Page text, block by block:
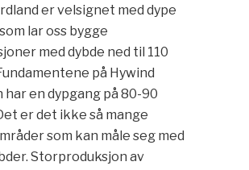
er velsignet med dype
lar oss bygge
med dybde ned til 110
på Hywind
har en dypgang på 80-90
er det ikke så mange
som kan måle seg med
Storproduksjon av